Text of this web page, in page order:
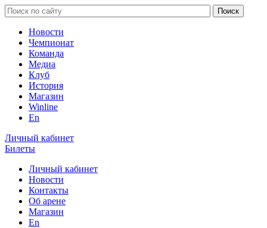
Новости
Чемпионат
Команда
Медиа
Клуб
История
Магазин
Winline
En
Личный кабинет
Билеты
Личный кабинет
Новости
Контакты
Об арене
Магазин
En